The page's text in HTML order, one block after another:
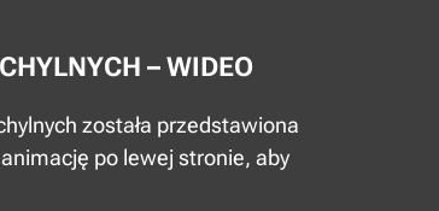
– WIDEO
została przedstawiona
po lewej stronie, aby